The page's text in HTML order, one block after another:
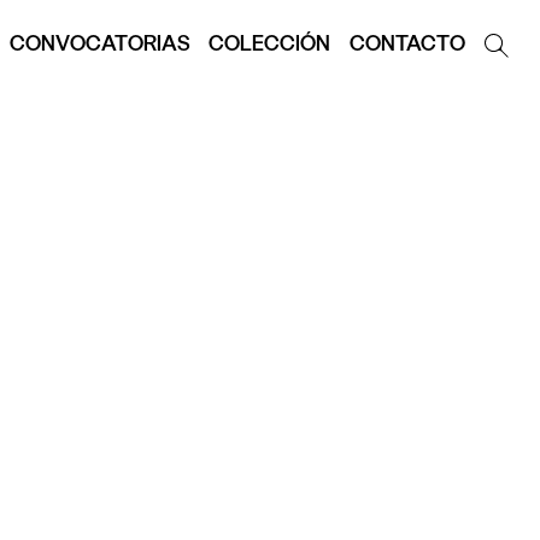
CONVOCATORIAS COLECCIÓN CONTACTO